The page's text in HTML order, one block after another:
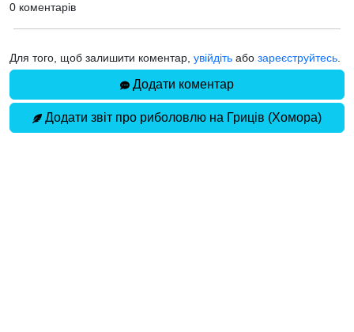
0 коментарів
Для того, щоб залишити коментар, увійдіть або зареєструйтесь
Додати коментар
Додати звіт про риболовлю на Гриців (Хомора)